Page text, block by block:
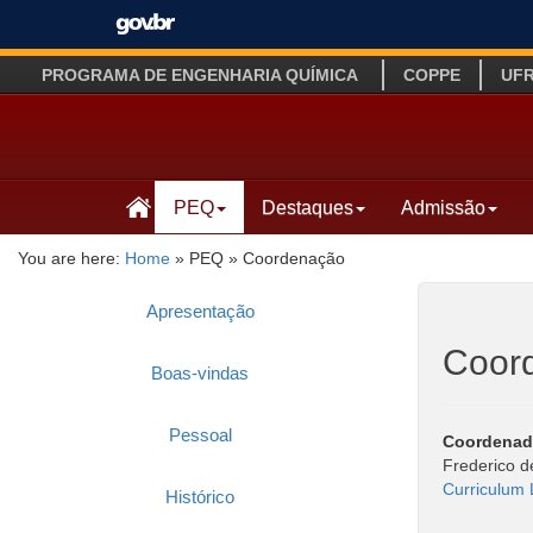
PROGRAMA DE ENGENHARIA QUÍMICA COPPE
PEQ Destaques Admissão
You are here: Home » PEQ » Coordenação
Apresentação
Boas-vindas
Pessoal
Histórico
Frederico
Curriculum